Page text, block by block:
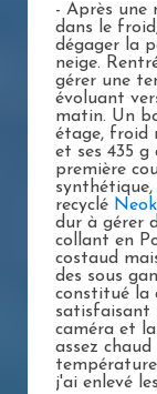
- Après une
dans le
dégager la
neige.
gérer une
évoluant
matin. Un
étage, froid
et ses 435 g
première
recyclé
dur à gérer
collant en
costaud
des sous
constitué la
satisfaisant
caméra et
assez
j'ai enlevé